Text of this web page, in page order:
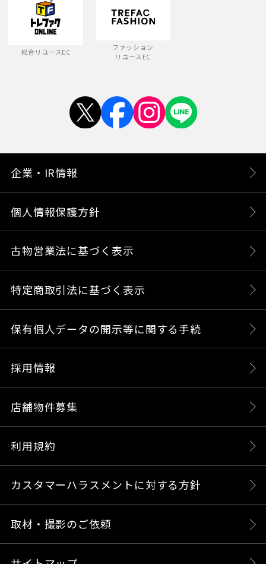
総合リユースEC
ファッション
リユースEC
企業・IR情報
個人情報保護方針
古物営業法に基づく表示
特定商取引法に基づく表示
保有個人データの開示等に関する手続
採用情報
店舗物件募集
利用規約
カスタマーハラスメントに対する方針
取材・撮影のご依頼